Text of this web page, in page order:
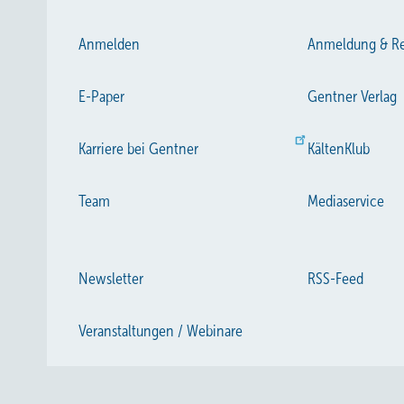
Anmelden Anmeldung &
E-Paper Gentner Verlag
Karriere bei Gentner KältenKlub
Team Mediaservice
Newsletter RSS-Feed
Veranstaltungen / Webinare